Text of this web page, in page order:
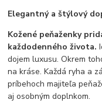
Elegantný a štýlový
Kožené peňaženky
každodenného života.
dojem luxusu. Okrem
na kráse. Každá ryha a
príbehoch majiteľa
aj osobným doplnkom.